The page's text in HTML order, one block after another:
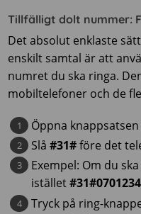
Tillfälligt dolt nummer:
Det absolut enklaste
enskilt samtal är att
numret du ska ringa.
mobiltelefoner och de
Öppna
Slå#31#före det
Exempel: Om du
istället
Tryck på ring-